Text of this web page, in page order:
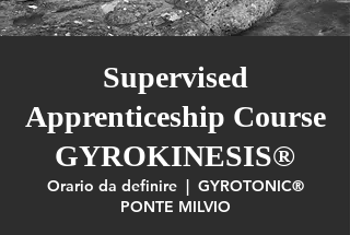
Supervised
Apprenticeship Course
GYROKINESIS®
Orario da definire
  |
GYROTONIC®
PONTE MILVIO